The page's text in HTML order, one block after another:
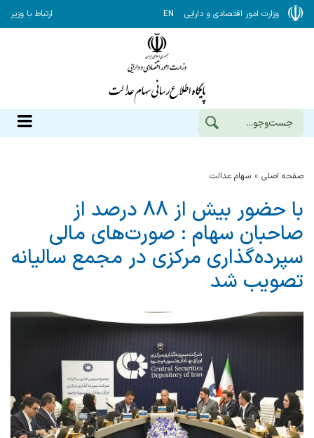
وزارت امور اقتصادی و دارایی EN ارتباط با وزیر
صفحه اصلی سهام عدالت
با حضور بیش از 88 درصد از
صاحبان سهام : صورت‌های مالی
سپرده‌گذاری مرکزی در مجمع سالیانه
تصویب شد